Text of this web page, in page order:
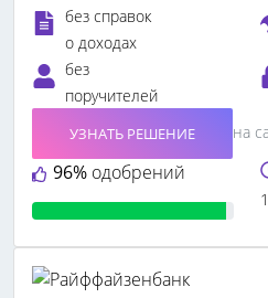
без справок
о доходах
без
поручителей
96% одобрений
УЗНАТЬ РЕШЕНИЕ
на